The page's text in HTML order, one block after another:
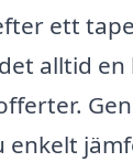
ett
alltid
enkelt